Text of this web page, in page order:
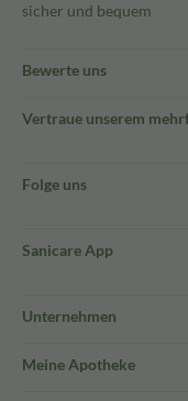
sicher und bequem
Bewerte uns
Vertraue unserem
Folge uns
Sanicare App
Unternehmen
Meine Apotheke